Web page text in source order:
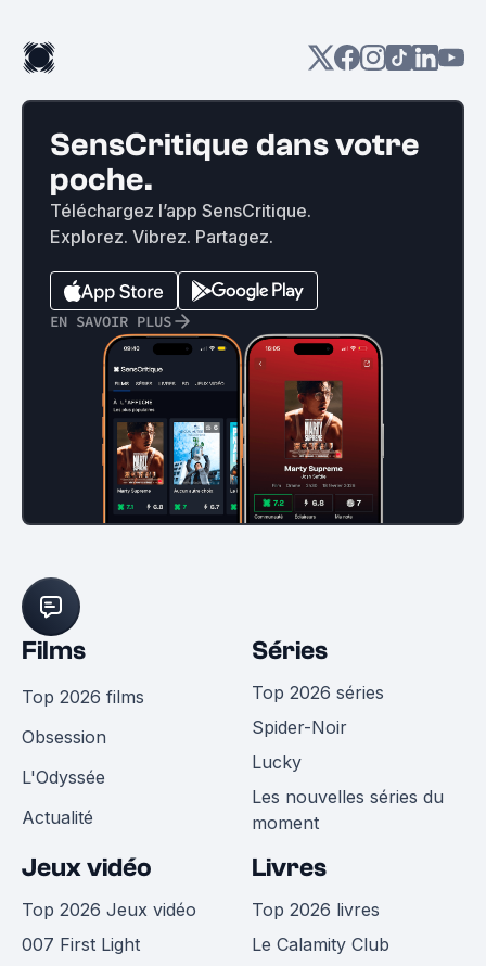
SensCritique dans votre
poche.
Téléchargez l’app SensCritique.
Explorez. Vibrez. Partagez.
EN SAVOIR PLUS
Films
Top 2026 films
Obsession
L'Odyssée
Actualité
Séries
Top 2026 séries
Spider-Noir
Lucky
Les nouvelles séries du
moment
Jeux vidéo
Top 2026 Jeux vidéo
007 First Light
Livres
Top 2026 livres
Le Calamity Club